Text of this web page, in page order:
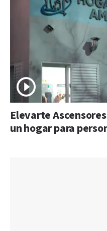
Elevarte
un hogar para